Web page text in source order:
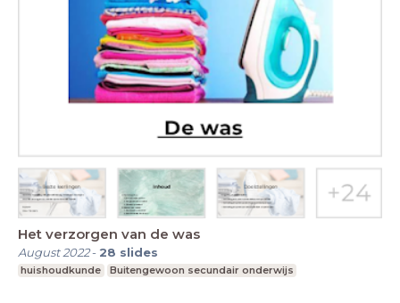
Het verzorgen van de was
August 2022- 28 slides
huishoudkunde Buitengewoon secundair onderwijs